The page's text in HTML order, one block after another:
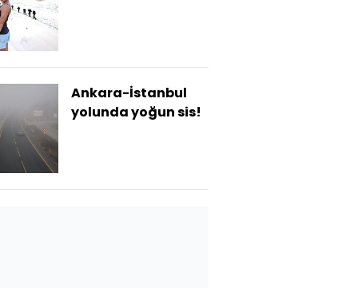
durum
Ankara-İstanbul
yolunda yoğun sis!